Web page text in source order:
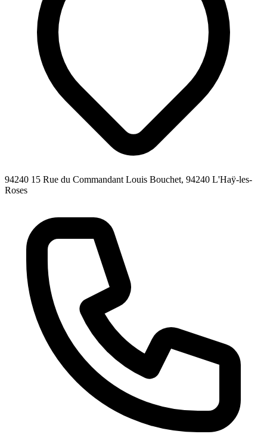
94240 15 Rue du Commandant Louis Bouchet, 94240 L'Haÿ-les-
Roses